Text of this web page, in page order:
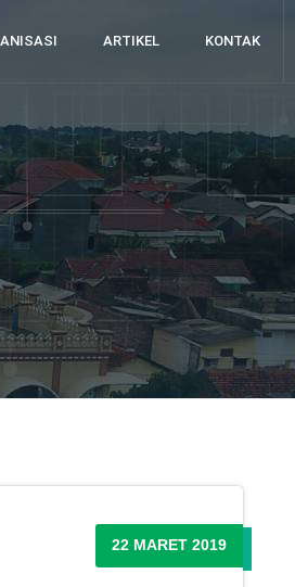
ARTIKEL KONTAK
22 MARET 2019